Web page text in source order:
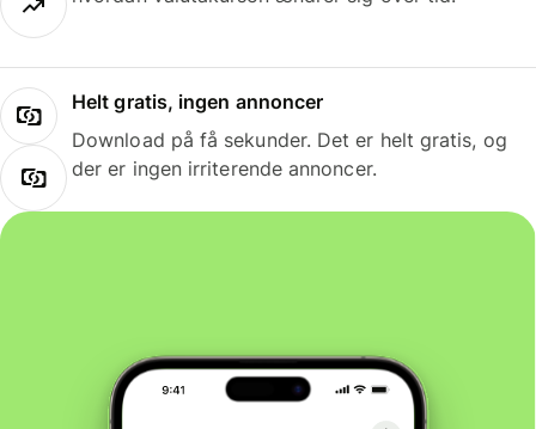
Helt gratis, ingen annoncer
Download på få sekunder. Det er helt gratis, og
der er ingen irriterende annoncer.